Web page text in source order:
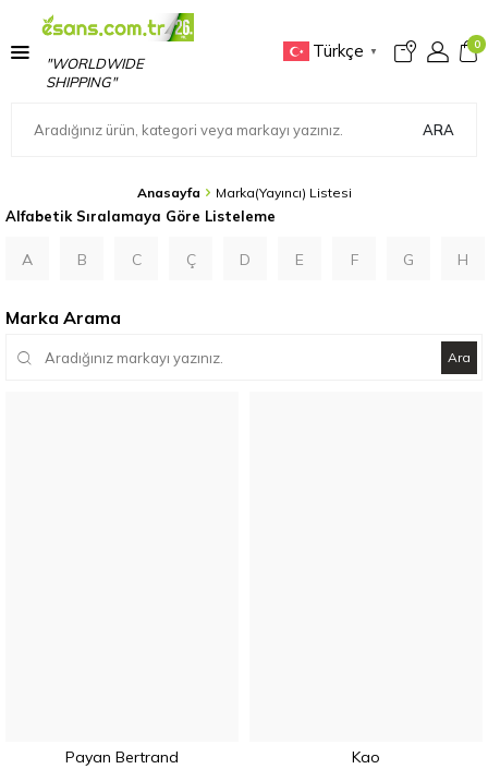
"WORLDWIDE
SHIPPING"
Türkçe ▼
0
ARA
Anasayfa Marka(Yayıncı) Listesi
Alfabetik Sıralamaya Göre Listeleme
A B C Ç D E F G H
Marka Arama
Ara
Payan Bertrand Kao